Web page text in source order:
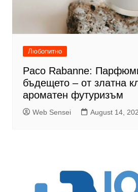
Любопитно
Paco Rabanne:
бъдещето – от златна
ароматен футуризъм
Web Sensei August 14,